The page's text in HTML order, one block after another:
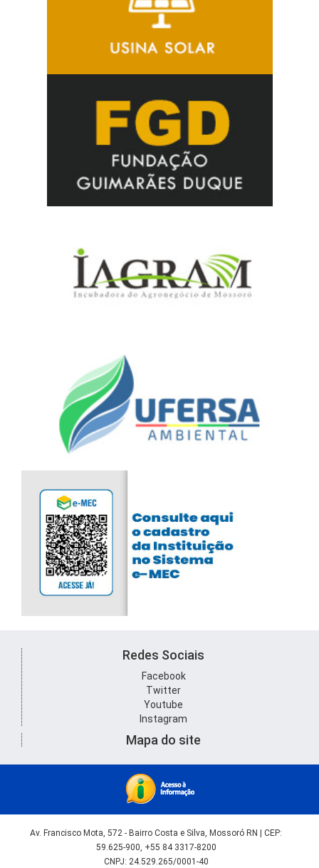
Redes Sociais
Facebook
Twitter
Youtube
Instagram
Mapa do site
Av. Francisco Mota, 572 - Bairro Costa e Silva, Mossoró RN | CEP:
59.625-900, +55 84 3317-8200
CNPJ: 24.529.265/0001-40